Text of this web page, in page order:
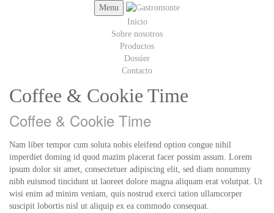
Menu
Inicio
Sobre nosotros
Productos
Dossier
Contacto
Coffee & Cookie Time
Coffee & Cookie Time
Nam liber tempor cum soluta nobis eleifend option congue nihil
imperdiet doming id quod mazim placerat facer possim assum. Lorem
ipsum dolor sit amet, consectetuer adipiscing elit, sed diam nonummy
nibh euismod tincidunt ut laoreet dolore magna aliquam erat volutpat. Ut
wisi enim ad minim veniam, quis nostrud exerci tation ullamcorper
suscipit lobortis nisl ut aliquip ex ea commodo consequat.